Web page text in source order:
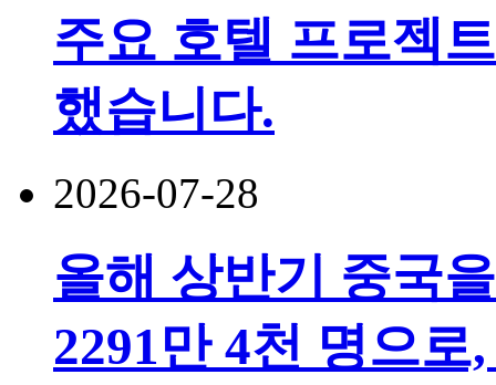
주요 호텔 프로젝
했습니다.
2026-07-28
올해 상반기 중국
2291만 4천 명으